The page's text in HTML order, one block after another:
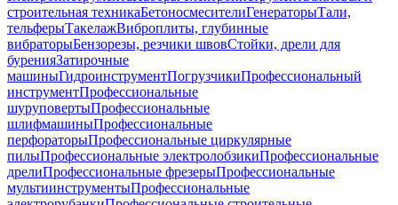
строительная техникаБетоносмесителиГенераторыТали,
тельферыТакелажВиброплиты, глубинные
вибраторыБензорезы, резчики швовСтойки, дрели для
буренияЗатирочные
машиныГидроинструментПогрузчикиПрофессиональный
инструментПрофессиональные
шуруповертыПрофессиональные
шлифмашиныПрофессиональные
перфораторыПрофессиональные циркулярные
пилыПрофессиональные электролобзикиПрофессиональные
дрелиПрофессиональные фрезерыПрофессиональные
мультиинструментыПрофессиональные